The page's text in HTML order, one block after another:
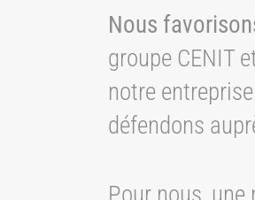
Nous
groupe CENIT
notre
défendons